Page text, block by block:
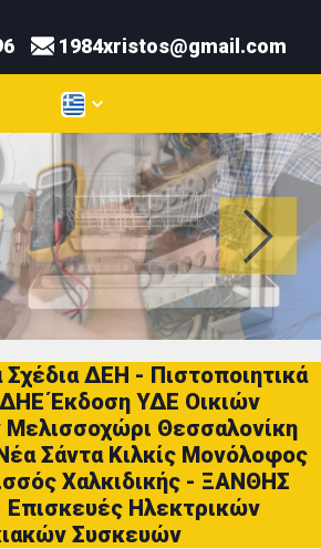
1984xristos@gmail.com
ΔΕΗ - Πιστοποιητικά
Έκδοση ΥΔΕ Οικιών
Μελισσοχώρι Θεσσαλονίκη
Σάντα Κιλκίς Μονόλοφος
Χαλκιδικής - ΞΑΝΘΗΣ
Ηλεκτρικών
Συσκευών